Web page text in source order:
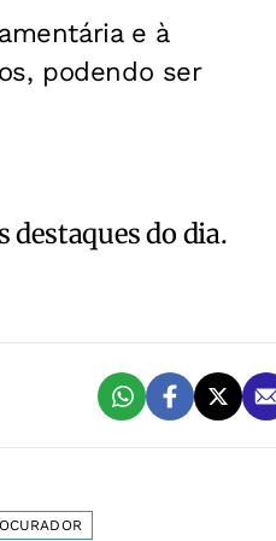
e à
podendo ser
destaques do dia.